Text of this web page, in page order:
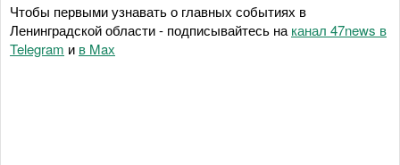
Чтобы первыми узнавать о главных событиях в
Ленинградской области - подписывайтесь на канал 47news в
Telegram и в Maх